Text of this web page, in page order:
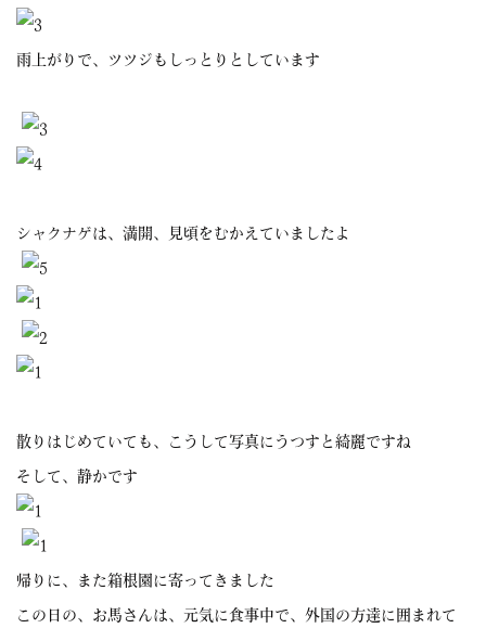
雨上がりで、ツツジもしっとりとしています
シャクナゲは、満開、見頃をむかえていましたよ
散りはじめていても、こうして写真にうつすと綺麗ですね
そして、静かです
帰りに、また箱根園に寄ってきました
この日の、お馬さんは、元気に食事中で、外国の方達に囲まれて